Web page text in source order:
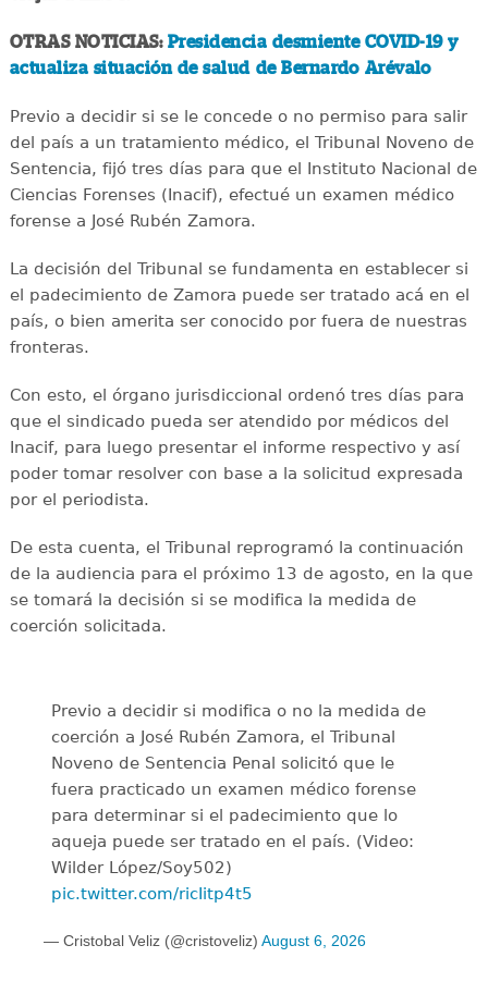
OTRAS NOTICIAS: Presidencia desmiente COVID-19 y
actualiza situación de salud de Bernardo Arévalo
Previo a decidir si se le concede o no permiso para salir
del país a un tratamiento médico, el Tribunal Noveno de
Sentencia, fijó tres días para que el Instituto Nacional de
Ciencias Forenses (Inacif), efectué un examen médico
forense a José Rubén Zamora.
La decisión del Tribunal se fundamenta en establecer si
el padecimiento de Zamora puede ser tratado acá en el
país, o bien amerita ser conocido por fuera de nuestras
fronteras.
Con esto, el órgano jurisdiccional ordenó tres días para
que el sindicado pueda ser atendido por médicos del
Inacif, para luego presentar el informe respectivo y así
poder tomar resolver con base a la solicitud expresada
por el periodista.
De esta cuenta, el Tribunal reprogramó la continuación
de la audiencia para el próximo 13 de agosto, en la que
se tomará la decisión si se modifica la medida de
coerción solicitada.
Previo a decidir si modifica o no la medida de
coerción a José Rubén Zamora, el Tribunal
Noveno de Sentencia Penal solicitó que le
fuera practicado un examen médico forense
para determinar si el padecimiento que lo
aqueja puede ser tratado en el país. (Video:
Wilder López/Soy502)
pic.twitter.com/ricIitp4t5
— Cristobal Veliz (@cristoveliz) August 6, 2026